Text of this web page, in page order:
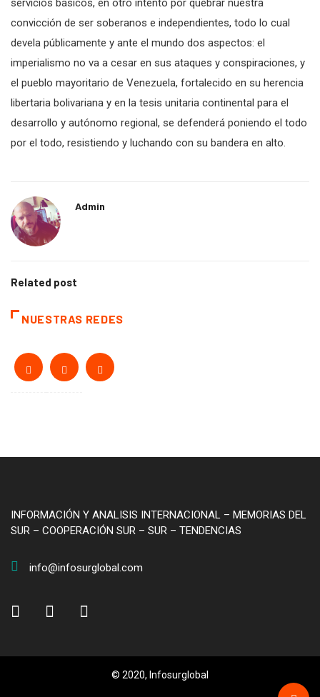
servicios básicos, en otro intento por quebrar nuestra
convicción de ser soberanos e independientes, todo lo cual
devela públicamente y ante el mundo dos aspectos: el
imperialismo no va a cesar en sus ataques y conspiraciones, y
el pueblo mayoritario de Venezuela, fortalecido en su herencia
libertaria bolivariana y en la tesis unitaria continental para el
desarrollo y autónomo regional, se defenderá poniendo el todo
por el todo, resistiendo y luchando con su bandera en alto.
Admin
Related post
NUESTRAS REDES
INFORMACIÓN Y ANALISIS INTERNACIONAL – MEMORIAS DEL
SUR – COOPERACIÓN SUR – SUR – TENDENCIAS
info@infosurglobal.com
© 2020, Infosurglobal